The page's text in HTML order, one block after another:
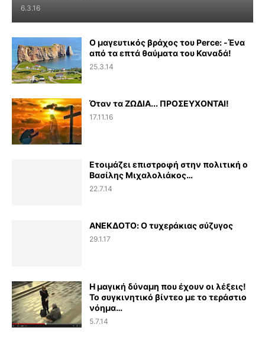
6.3.16
Ο μαγευτικός βράχος του Perce: -Ένα
από τα επτά θαύματα του Καναδά!
25.3.14
Όταν τα ΖΩΔΙΑ... ΠΡΟΣΕΥΧΟΝΤΑΙ!
17.11.16
Ετοιμάζει επιστροφή στην πολιτική ο
Βασίλης Μιχαλολιάκος…
22.7.14
ΑΝΕΚΔΟΤΟ: Ο τυχεράκιας σύζυγος
29.1.17
Η μαγική δύναμη που έχουν οι λέξεις!
Το συγκινητικό βίντεο με το τεράστιο
νόημα…
5.7.14